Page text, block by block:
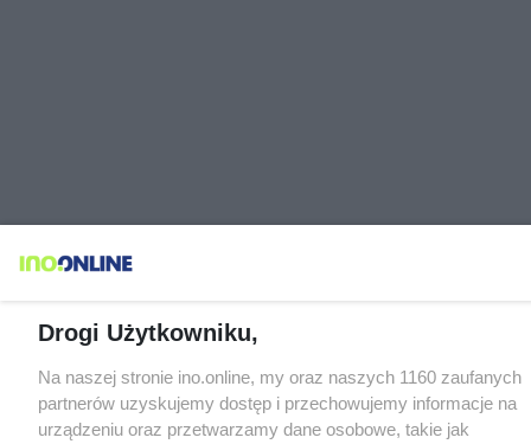
Drogi Użytkowniku,
Na naszej stronie ino.online, my oraz naszych 1160 zaufanych
partnerów uzyskujemy dostęp i przechowujemy informacje na
urządzeniu oraz przetwarzamy dane osobowe, takie jak